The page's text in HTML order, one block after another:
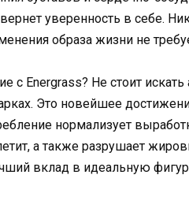
уверенность в себе.
образа жизни не
с Energrass? Не стоит
Это новейшее
нормализует
а также разрушает
вклад в идеальную